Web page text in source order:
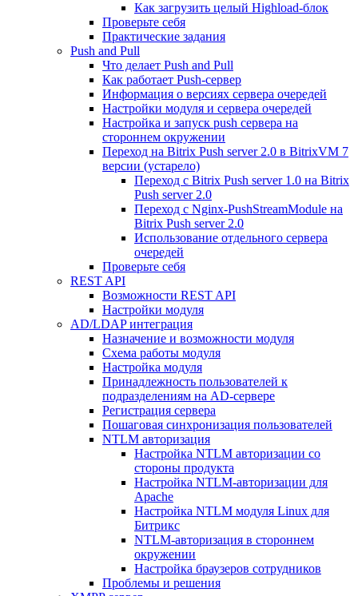
Как загрузить целый Highload-блок
Проверьте себя
Практические задания
Push and Pull
Что делает Push and Pull
Как работает Push-сервер
Информация о версиях сервера очередей
Настройки модуля и сервера очередей
Настройка и запуск push сервера на
стороннем окружении
Переход на Bitrix Push server 2.0 в BitrixVM 7
версии (устарело)
Переход с Bitrix Push server 1.0 на Bitrix
Push server 2.0
Переход с Nginx-PushStreamModule на
Bitrix Push server 2.0
Использование отдельного сервера
очередей
Проверьте себя
REST API
Возможности REST API
Настройки модуля
AD/LDAP интеграция
Назначение и возможности модуля
Схема работы модуля
Настройка модуля
Принадлежность пользователей к
подразделениям на AD-сервере
Регистрация сервера
Пошаговая синхронизация пользователей
NTLM авторизация
Настройка NTLM авторизации со
стороны продукта
Настройка NTLM-авторизации для
Apache
Настройка NTLM модуля Linux для
Битрикс
NTLM-авторизация в стороннем
окружении
Настройка браузеров сотрудников
Проблемы и решения